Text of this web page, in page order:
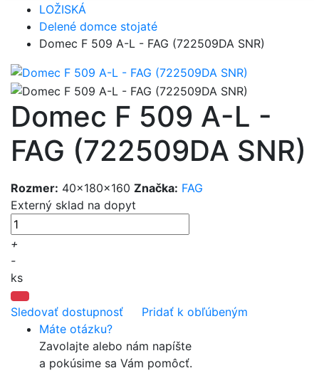
LOŽISKÁ
Delené domce stojaté
Domec F 509 A-L - FAG (722509DA SNR)
Domec F 509 A-L -
FAG (722509DA SNR)
Rozmer: 40x180x160 Značka: FAG
Externý sklad na dopyt
+
-
ks
Sledovať dostupnosť
Pridať k obľúbeným
Máte otázku?
Zavolajte alebo nám napíšte
a pokúsime sa Vám pomôcť.